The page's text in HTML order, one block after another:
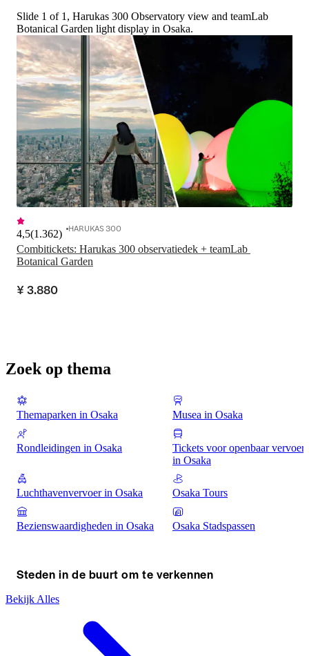
Slide 1 of 1, Harukas 300 Observatory view and teamLab
Botanical Garden light display in Osaka.
Combitickets: Harukas 300 observatiedek + teamLab
Botanical Garden
4,5(1.362) HARUKAS 300
¥ 3.880
Zoek op thema
Themaparken in Osaka Musea in Osaka
Rondleidingen in Osaka
Tickets voor openbaar vervoer
in Osaka
Luchthavenvervoer in Osaka Osaka Tours
Bezienswaardigheden in Osaka Osaka Stadspassen
Steden in de buurt om te verkennen
Bekijk Alles